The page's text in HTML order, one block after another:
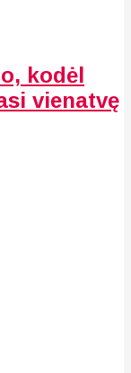
kodėl
vienatvę